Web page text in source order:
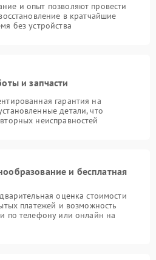
и опыт позволяют провести
в кратчайшие
без устройства
и запчасти
гарантия на
детали, что
неисправностей
и бесплатная
оценка стоимости
платежей и возможность
по телефону или онлайн на